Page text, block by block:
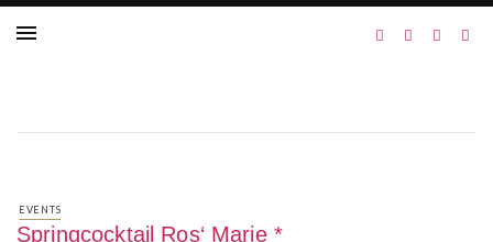
EVENTS
Springcocktail Ros‘ Marie *